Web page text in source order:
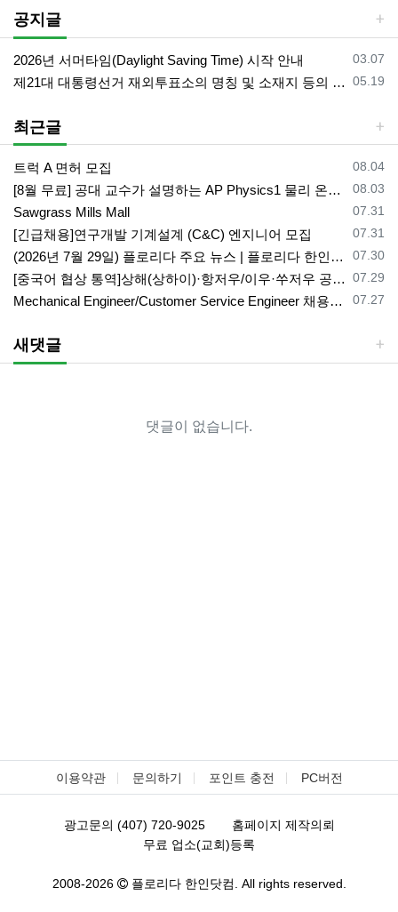
공지글
등록일
03.07
2026년 서머타임(Daylight Saving Time) 시작 안내
등록일
05.19
제21대 대통령선거 재외투표소의 명칭 및 소재지 등의 공고/올랜도 제외 투표소
최근글
등록일
08.04
트럭 A 면허 모집
등록일
08.03
[8월 무료] 공대 교수가 설명하는 AP Physics1 물리 온라인 강의
등록일
07.31
Sawgrass Mills Mall
등록일
07.31
[긴급채용]연구개발 기계설계 (C&C) 엔지니어 모집
등록일
07.30
(2026년 7월 29일) 플로리다 주요 뉴스 | 플로리다 한인 닷컴
등록일
07.29
[중국어 협상 통역]상해(상하이)·항저우/이우·쑤저우 공급·제조 업체,공장 미팅 & 전시회 한중 원어민 프리랜서 비즈니스 통역사
등록일
07.27
Mechanical Engineer/Customer Service Engineer 채용중입니다.
새댓글
댓글이 없습니다.
이용약관 문의하기 포인트 충전 PC버전
광고문의 (407) 720-9025
홈페이지 제작의뢰
무료 업소(교회)등록
2008-2026 플로리다 한인닷컴. All rights reserved.